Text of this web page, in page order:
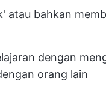
atau bahkan
dengan
orang lain